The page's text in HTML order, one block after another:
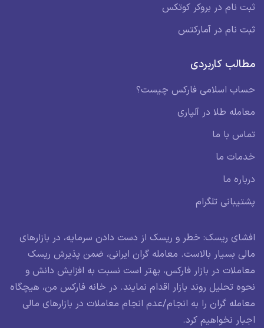
ثبت نام در بروکر کوتکس
ثبت نام در آمارکتس
مطالب کاربردی
حساب اسلامی فارکس چیست؟
معامله طلا در آلپاری
تماس با ما
خدمات ما
درباره ما
پشتیبانی تلگرام
افشای ریسک: خطر و ریسک از دست دادن سرمایه، در بازارهای
مالی بسیار بالاست. معامله گران ایرانی، ضمن پذیرش ریسک
معاملات در بازار فارکس، بهتر است نسبت به افزایش دانش و
نحوه تحلیل روند بازار اقدام نمایند. در خانه فارکس من، هیچگاه
معامله گران را به انجام/عدم انجام معاملات در بازارهای مالی
اجبار نخواهیم کرد.